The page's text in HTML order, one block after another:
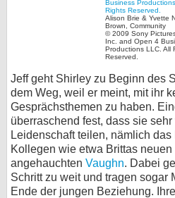
Alison Brie & Yvette
Brown, Community
© 2009 Sony
Inc. and Open 4
Productions LLC. All
Reserved.
Jeff geht Shirley zu Beginn des
dem Weg, weil er meint, mit ihr
Gesprächsthemen zu haben.
überraschend fest, dass sie
Leidenschaft teilen, nämlich
Kollegen wie etwa Brittas
angehauchten Vaughn. Dabei
Schritt zu weit und tragen sogar
Ende der jungen Beziehung.